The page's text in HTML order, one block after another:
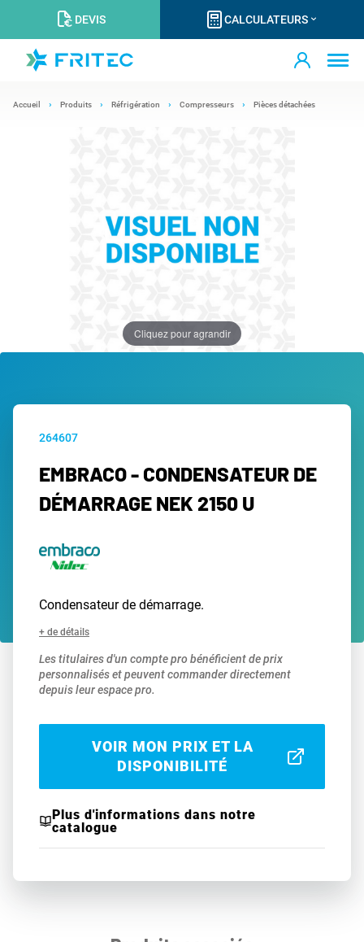
DEVIS CALCULATEURS
Accueil Produits Réfrigération Compresseurs Pièces détachées
Cliquez pour agrandir
264607
EMBRACO - CONDENSATEUR DE
DÉMARRAGE NEK 2150 U
Condensateur de démarrage.
+ de détails
Les titulaires d'un compte pro bénéficient de prix
personnalisés et peuvent commander directement
depuis leur espace pro.
VOIR MON PRIX ET LA
DISPONIBILITÉ
Plus d'informations dans notre
catalogue